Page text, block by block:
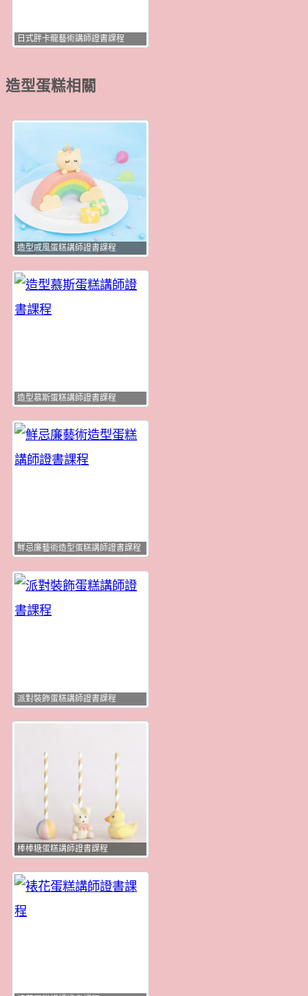
日式胖卡龍藝術講師證書課程
造型蛋糕相關
造型戚風蛋糕講師證書課程
造型慕斯蛋糕講師證書課程
鮮忌廉藝術造型蛋糕講師證書課程
派對裝飾蛋糕講師證書課程
棒棒糖蛋糕講師證書課程